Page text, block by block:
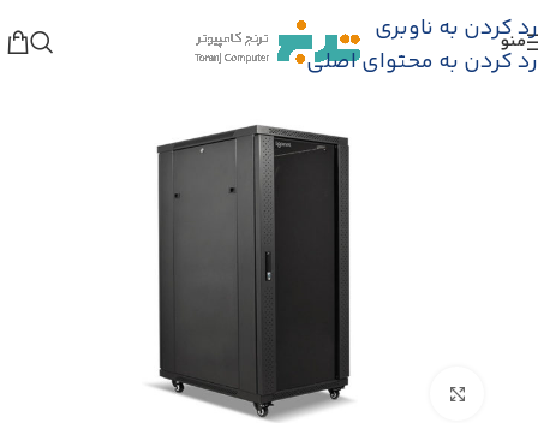
رد کردن به ناوبری
رد کردن به محتوای اصلی
منو
/تجهیزات پسیو شبکه/ رک شبکه و سرور رک ایستاده
بزرگنمایی تصویر